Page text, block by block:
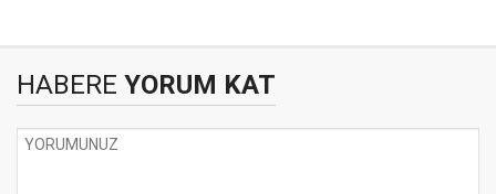
HABERE YORUM KAT